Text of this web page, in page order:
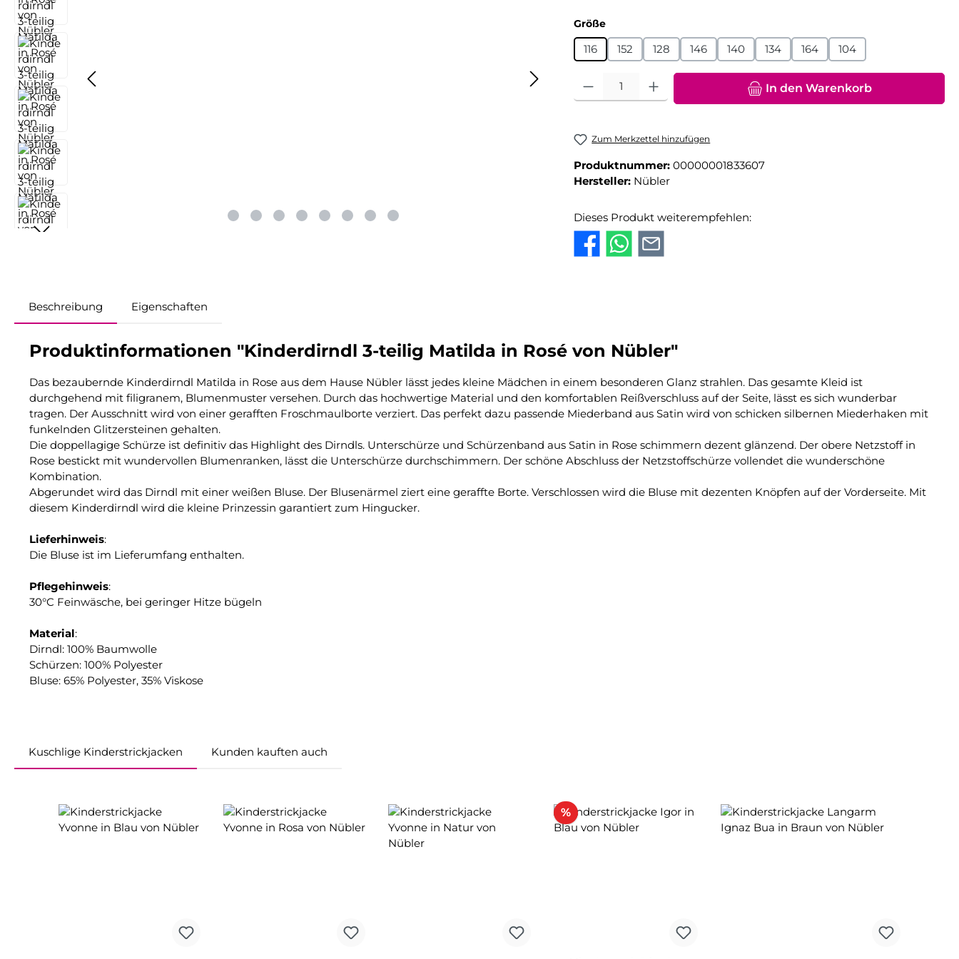
Größeauswählen
116 152 128 146 140 134 164 104
Produkt Anzahl: Gib den gewünschten Wert ein oder benutze die
In den Warenkorb
Zum Merkzettel hinzufügen
Produktnummer: 00000001833607
Hersteller: Nübler
Dieses Produkt weiterempfehlen:
Beschreibung Eigenschaften
Produktinformationen "Kinderdirndl 3-teilig Matilda in Rosé von Nübler"
Das bezaubernde Kinderdirndl Matilda in Rose aus dem Hause Nübler lässt jedes kleine Mädchen in einem besonderen Glanz strahlen. Das gesamte Kleid ist
durchgehend mit filigranem, Blumenmuster versehen. Durch das hochwertige Material und den komfortablen Reißverschluss auf der Seite, lässt es sich wunderbar
tragen. Der Ausschnitt wird von einer gerafften Froschmaulborte verziert. Das perfekt dazu passende Miederband aus Satin wird von schicken silbernen Miederhaken mit
funkelnden Glitzersteinen gehalten.
Die doppellagige Schürze ist definitiv das Highlight des Dirndls. Unterschürze und Schürzenband aus Satin in Rose schimmern dezent glänzend. Der obere Netzstoff in
Rose bestickt mit wundervollen Blumenranken, lässt die Unterschürze durchschimmern. Der schöne Abschluss der Netzstoffschürze vollendet die wunderschöne
Kombination.
Abgerundet wird das Dirndl mit einer weißen Bluse. Der Blusenärmel ziert eine geraffte Borte. Verschlossen wird die Bluse mit dezenten Knöpfen auf der Vorderseite. Mit
diesem Kinderdirndl wird die kleine Prinzessin garantiert zum Hingucker.
Lieferhinweis:
Die Bluse ist im Lieferumfang enthalten.
Pflegehinweis:
30°C Feinwäsche, bei geringer Hitze bügeln
Material:
Dirndl: 100% Baumwolle
Schürzen: 100% Polyester
Bluse: 65% Polyester, 35% Viskose
Kuschlige Kinderstrickjacken Kunden kauften auch
%Rabatt